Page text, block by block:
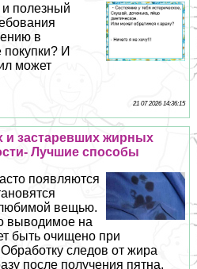
полезный
в
И
может
21 07 2026 14:36:15
застаревших жирных
Лучшие способы
появляются
вещью.
выводимое на
быть очищено при
следов от жира
после получения пятна,